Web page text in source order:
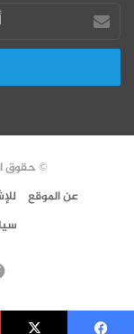
أدخل
بريدك
الإلكتروني
© حقوق النشر 2026،
عن الموقع